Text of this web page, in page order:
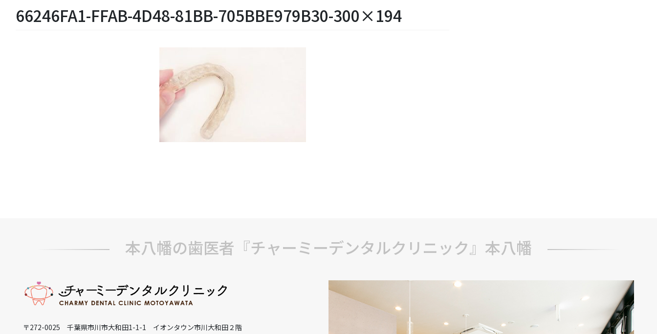
66246FA1-FFAB-4D48-81BB-705BBE979B30-300×194
本八幡の歯医者『チャーミーデンタルクリニック』本八幡
〒272-0025 千葉県市川市大和田1-1-1 イオンタウン市川大和田２階